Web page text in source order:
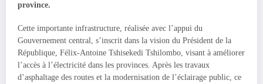
province.
Cette importante infrastructure, réalisée avec l’appui du
Gouvernement central, s’inscrit dans la vision du Président de la
République, Félix-Antoine Tshisekedi Tshilombo, visant à améliorer
l’accès à l’électricité dans les provinces. Après les travaux
d’asphaltage des routes et la modernisation de l’éclairage public, ce